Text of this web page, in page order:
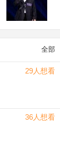
，出演《一起
勾的》。2013
内地音乐两榜
原创单曲，如
创作主题曲 并
曲奖 以及最具
度最佳音乐人
并演唱了同名
》，与“07男
宾之一，被公
录制《2024年
男团”成员联
视听年度盛典
全部
29人想看
36人想看